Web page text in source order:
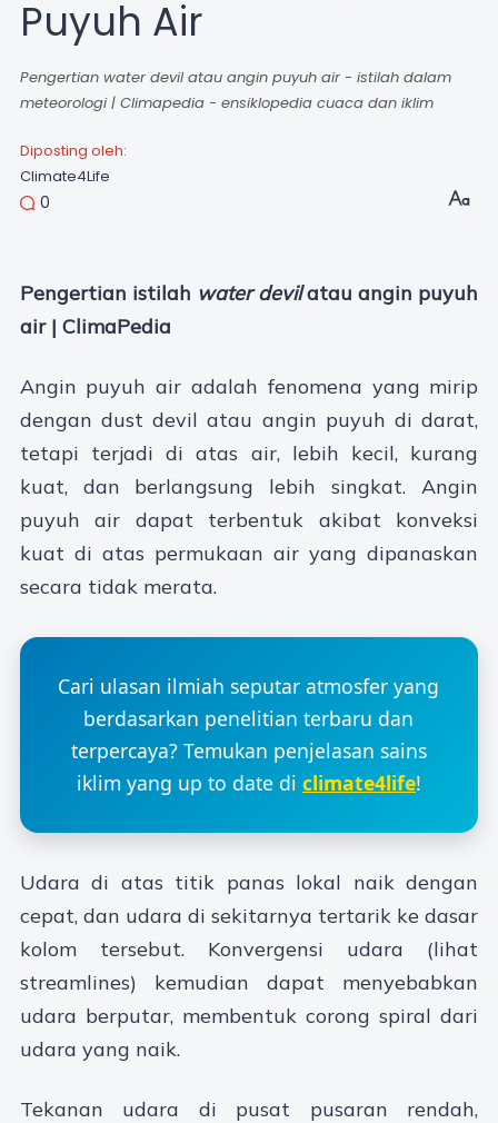
Puyuh Air
Pengertian water devil atau angin puyuh air - istilah dalam
meteorologi | Climapedia - ensiklopedia cuaca dan iklim
Diposting oleh:
Climate4Life
0
Pengertian istilah water devilatau angin puyuh
air | ClimaPedia
Angin puyuh air adalah fenomena yang mirip
dengan dust devil atau angin puyuh di darat,
tetapi terjadi di atas air, lebih kecil, kurang
kuat, dan berlangsung lebih singkat. Angin
puyuh air dapat terbentuk akibat konveksi
kuat di atas permukaan air yang dipanaskan
secara tidak merata.
Cari ulasan ilmiah seputar atmosfer yang
berdasarkan penelitian terbaru dan
terpercaya? Temukan penjelasan sains
iklim yang up to date di climate4life!
Udara di atas titik panas lokal naik dengan
cepat, dan udara di sekitarnya tertarik ke dasar
kolom tersebut. Konvergensi udara (lihat
streamlines) kemudian dapat menyebabkan
udara berputar, membentuk corong spiral dari
udara yang naik.
Tekanan udara di pusat pusaran rendah,